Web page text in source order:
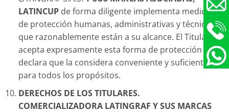
LATINCUPde forma diligente implementa medidas
de protección humanas, administrativas y técnicas
que razonablemente están a su alcance. El Titular
acepta expresamente esta forma de protección y
declara que la considera conveniente y suficiente
para todos los propósitos.
DERECHOS DE LOS TITULARES.
COMERCIALIZADORA LATINGRAF Y SUS MARCAS